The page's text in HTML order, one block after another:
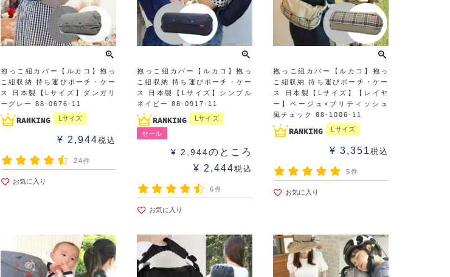
抱っこ紐カバー【ルカコ】抱っ
こ紐収納 持ち運びポーチ・ケー
ス 日本製【Lサイズ】ダンガリ
ーグレー 88-0676-11
Lサイズ
¥ 2,944税込
24件
お気に入り
抱っこ紐カバー【ルカコ】抱っ
こ紐収納 持ち運びポーチ・ケー
ス 日本製【Lサイズ】シンプル
ネイビー 88-0917-11
Lサイズ
セール
¥ 2,944のところ
¥ 2,444税込
6件
お気に入り
抱っこ紐カバー【ルカコ】抱っ
こ紐収納 持ち運びポーチ・ケー
ス 日本製【Lサイズ】【レイヤ
ー】ベージュ×ブリティッシュ
風チェック 88-1006-11
Lサイズ
¥ 3,351税込
5件
お気に入り